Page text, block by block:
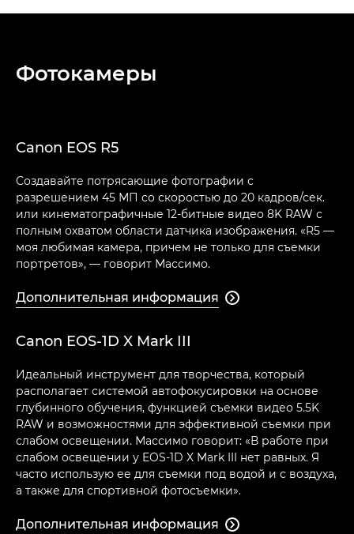
Фотокамеры
Canon EOS R5
Создавайте потрясающие фотографии с
разрешением 45 МП со скоростью до 20 кадров/сек.
или кинематографичные 12-битные видео 8K RAW с
полным охватом области датчика изображения. «R5 —
моя любимая камера, причем не только для съемки
портретов», — говорит Массимо.
Дополнительная информация 
Canon EOS-1D X Mark III
Идеальный инструмент для творчества, который
располагает системой автофокусировки на основе
глубинного обучения, функцией съемки видео 5.5K
RAW и возможностями для эффективной съемки при
слабом освещении. Массимо говорит: «В работе при
слабом освещении у EOS-1D X Mark III нет равных. Я
часто использую ее для съемки под водой и с воздуха,
а также для спортивной фотосъемки».
Дополнительная информация 